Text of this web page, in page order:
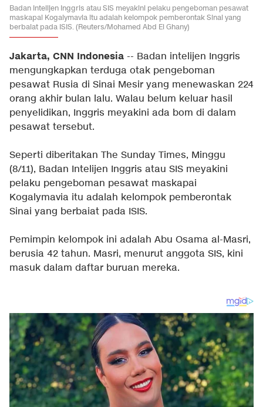
Badan Intelijen Inggris atau SIS meyakini pelaku pengeboman pesawat
maskapai Kogalymavia itu adalah kelompok pemberontak Sinai yang
berbaiat pada ISIS. (Reuters/Mohamed Abd El Ghany)
Jakarta, CNN Indonesia -- Badan intelijen Inggris
mengungkapkan terduga otak pengeboman
pesawat Rusia di Sinai Mesir yang menewaskan 224
orang akhir bulan lalu. Walau belum keluar hasil
penyelidikan, Inggris meyakini ada bom di dalam
pesawat tersebut.
Seperti diberitakan The Sunday Times, Minggu
(8/11), Badan Intelijen Inggris atau SIS meyakini
pelaku pengeboman pesawat maskapai
Kogalymavia itu adalah kelompok pemberontak
Sinai yang berbaiat pada ISIS.
Pemimpin kelompok ini adalah Abu Osama al-Masri,
berusia 42 tahun. Masri, menurut anggota SIS, kini
masuk dalam daftar buruan mereka.